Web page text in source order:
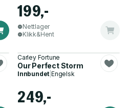
199,-
Nettlager
Klikk&Hent
Carley Fortune
Our Perfect Storm
Innbundet |Engelsk
249,-